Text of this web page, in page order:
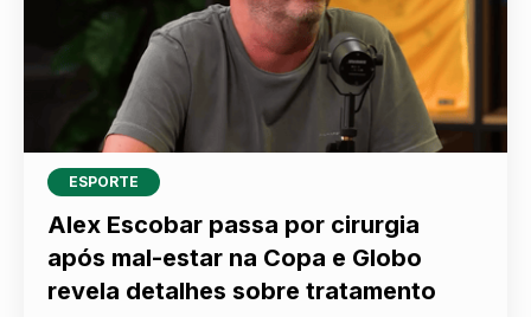
ESPORTE
Alex Escobar passa por cirurgia
após mal-estar na Copa e Globo
revela detalhes sobre tratamento